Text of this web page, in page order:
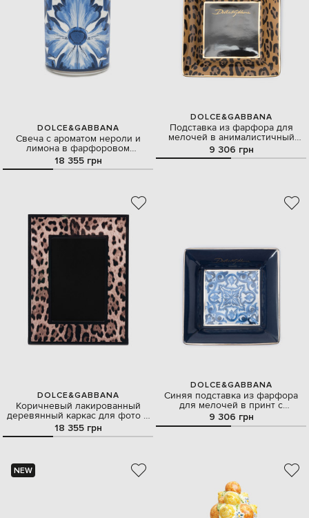
DOLCE&GABBANA
Свеча с ароматом нероли и
лимона в фарфоровом
подсвечнике
18 355 грн
DOLCE&GABBANA
Подставка из фарфора для
мелочей в анималистичный
принт с логотипом
9 306 грн
DOLCE&GABBANA
Коричневый лакированный
деревянный каркас для фото в
анималистичный принт
18 355 грн
DOLCE&GABBANA
Синяя подставка из фарфора
для мелочей в принт с
логотипом
9 306 грн
NEW